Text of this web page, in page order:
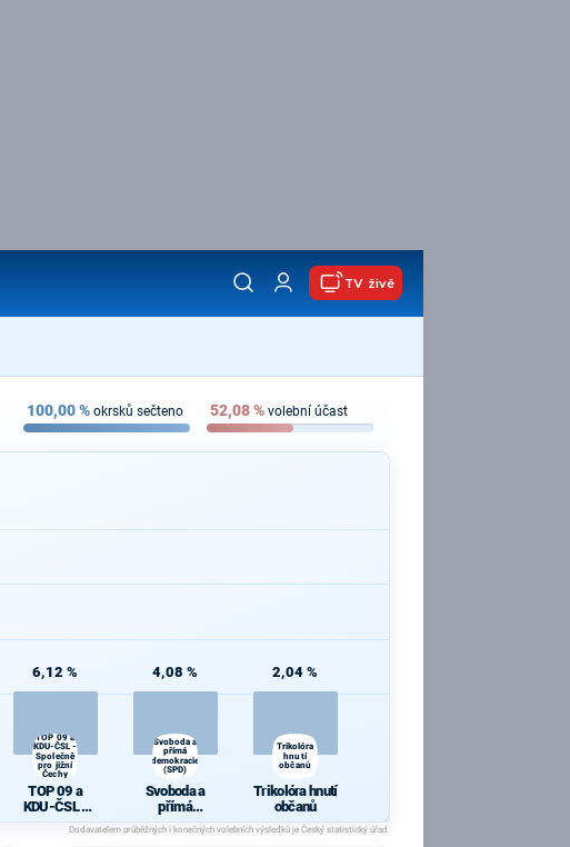
TV živě
100,00% okrsků sečteno 52,08% volební účast
6,12 %
TOP 09 a
KDU-ČSL -
Společně
pro jižní
Čechy
TOP 09 a
KDU-ČSL -
Společně pro
jižní Čechy
4,08 %
Svoboda a
přímá
demokracie
(SPD)
Svoboda a
přímá
demokracie
(SPD)
2,04 %
Trikolóra
hnutí
občanů
Trikolóra hnutí
občanů